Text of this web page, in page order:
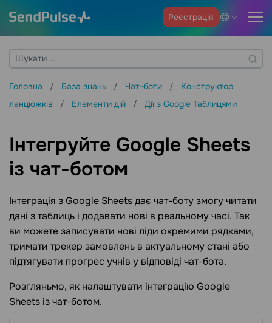
Реєстрація
Головна База знань Чат-боти
Конструктор
ланцюжків
Елементи дій Дії з Google Таблицями
Інтегруйте Google Sheets
із чат-ботом
Інтеграція з Google Sheets дає чат-боту змогу читати
дані з таблиць і додавати нові в реальному часі. Так
ви можете записувати нові ліди окремими рядками,
тримати трекер замовлень в актуальному стані або
підтягувати прогрес учнів у відповіді чат-бота.
Розгляньмо, як налаштувати інтеграцію Google
Sheets із чат-ботом.